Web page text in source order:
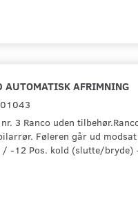
AUTOMATISK AFRIMNING
3 Ranco uden
Føleren går ud
-12 Pos. kold (slutte/bryde)